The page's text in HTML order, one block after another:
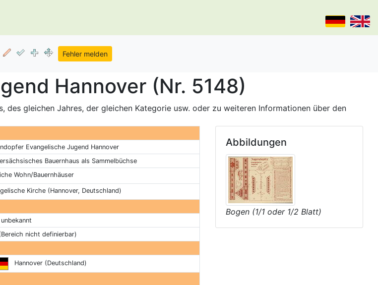
Hannover (Nr. 5148)
gleichen Jahres, der gleichen Kategorie usw. oder zu weiteren Informationen über den
Evangelische Jugend Hannover
Bauernhaus als Sammelbüchse
Wohn/Bauernhäuser
Kirche (Hannover, Deutschland)
nicht definierbar)
Hannover (Deutschland)
Abbildungen
Bogen (1/1 oder 1/2 Blatt)